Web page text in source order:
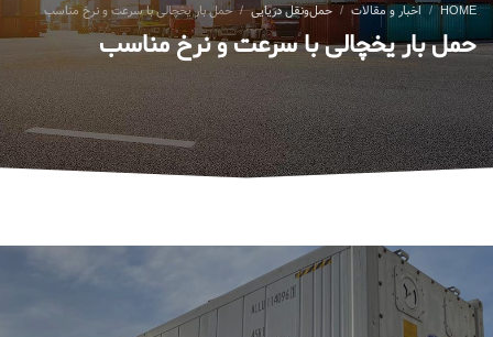
HOME اخبار و مقالات حمل‌ونقل دریایی حمل بار یخچالی با سرعت و نرخ مناسب
حمل بار یخچالی با سرعت و نرخ مناسب